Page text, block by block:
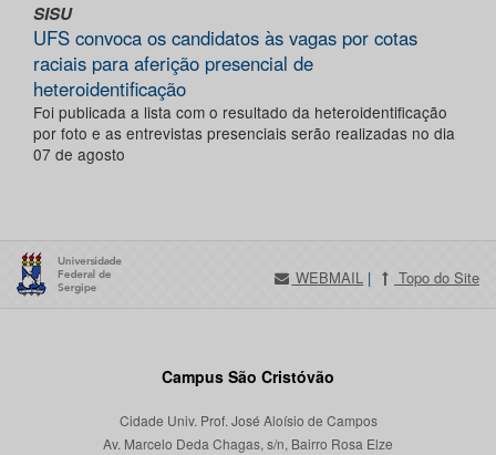
SISU
UFS convoca os candidatos às vagas por cotas
raciais para aferição presencial de
heteroidentificação
Foi publicada a lista com o resultado da heteroidentificação
por foto e as entrevistas presenciais serão realizadas no dia
07 de agosto
WEBMAIL | Topo do Site
Campus São Cristóvão
Cidade Univ. Prof. José Aloísio de Campos
Av. Marcelo Deda Chagas, s/n, Bairro Rosa Elze